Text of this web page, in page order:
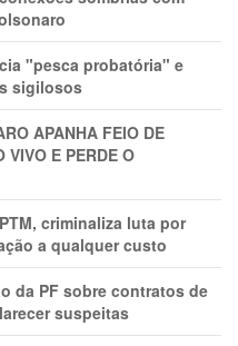
"pesca probatória" e
sigilosos
APANHA FEIO DE
VIVO E PERDE O
criminaliza luta por
a qualquer custo
da PF sobre contratos de
suspeitas